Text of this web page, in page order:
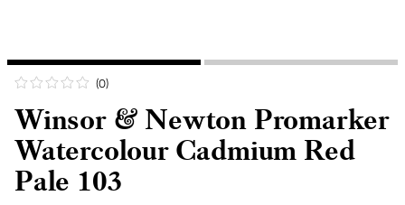
(0)
Winsor & Newton Promarker
Watercolour Cadmium Red
Pale 103